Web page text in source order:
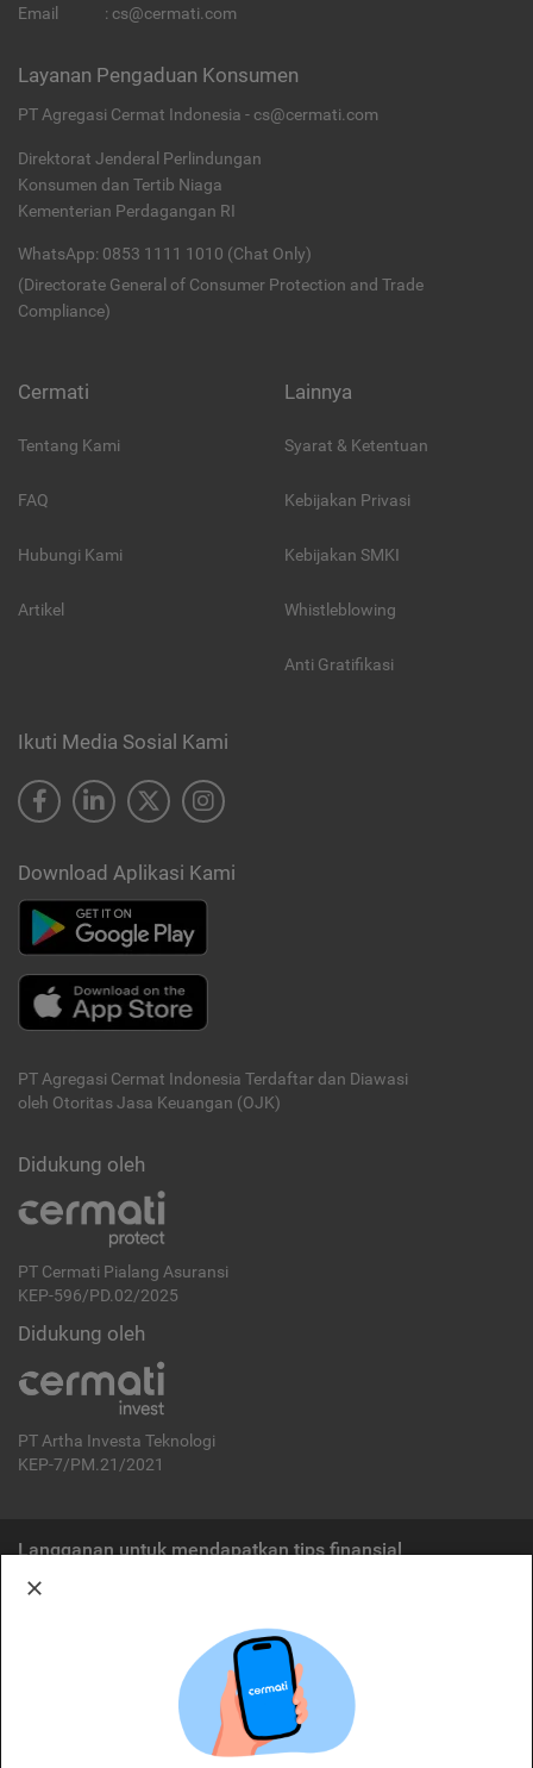
Email
: cs@cermati.com
Layanan Pengaduan Konsumen
PT Agregasi Cermat Indonesia - cs@cermati.com
Direktorat Jenderal Perlindungan
Konsumen dan Tertib Niaga
Kementerian Perdagangan RI
WhatsApp: 0853 1111 1010 (Chat Only)
(Directorate General of Consumer Protection and Trade
Compliance)
Cermati
Tentang Kami
FAQ
Hubungi Kami
Artikel
Lainnya
Syarat & Ketentuan
Kebijakan Privasi
Kebijakan SMKI
Whistleblowing
Anti Gratifikasi
Ikuti Media Sosial Kami
Download Aplikasi Kami
PT Agregasi Cermat Indonesia Terdaftar dan Diawasi
oleh Otoritas Jasa Keuangan (OJK)
Didukung oleh
PT Cermati Pialang Asuransi
KEP-596/PD.02/2025
Didukung oleh
PT Artha Investa Teknologi
KEP-7/PM.21/2021
Langganan untuk mendapatkan tips finansial
Cermati merupakan penyelenggara agregasi jasa keuangan yang terdaftar di
OJK. Oleh karena itu, produk dan/atau layanan jasa keuangan yang
ditawarkan bukan merupakan produk dan/atau layanan jasa keuangan yang
diterbitkan oleh Cermati dan Cermati tidak bertanggung jawab atas tuntutan